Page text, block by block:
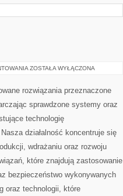
ENERGETYKA
ZOSTAŁA WYŁĄCZONA
rozwiązania przeznaczone
sprawdzone systemy oraz
technologię
działalność koncentruje się
wdrażaniu oraz rozwoju
które znajdują zastosowanie
bezpieczeństwo wykonywanych
oraz technologii, które